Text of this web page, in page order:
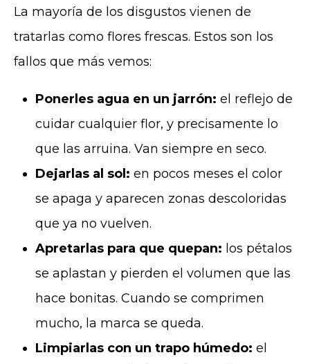
La mayoría de los disgustos vienen de
tratarlas como flores frescas. Estos son los
fallos que más vemos:
Ponerles agua en un jarrón: el reflejo de
cuidar cualquier flor, y precisamente lo
que las arruina. Van siempre en seco.
Dejarlas al sol: en pocos meses el color
se apaga y aparecen zonas descoloridas
que ya no vuelven.
Apretarlas para que quepan: los pétalos
se aplastan y pierden el volumen que las
hace bonitas. Cuando se comprimen
mucho, la marca se queda.
Limpiarlas con un trapo húmedo: el